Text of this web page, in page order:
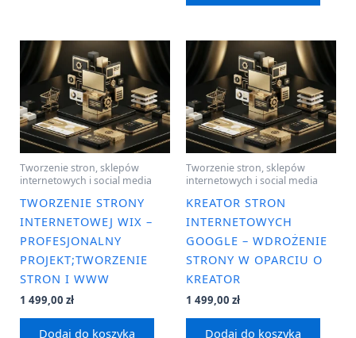
Tworzenie stron, sklepów
internetowych i social media
TWORZENIE STRONY
INTERNETOWEJ WIX –
PROFESJONALNY
PROJEKT;TWORZENIE
STRON I WWW
1 499,00 zł
Dodaj do koszyka
Tworzenie stron, sklepów
internetowych i social media
KREATOR STRON
INTERNETOWYCH
GOOGLE – WDROŻENIE
STRONY W OPARCIU O
KREATOR
1 499,00 zł
Dodaj do koszyka